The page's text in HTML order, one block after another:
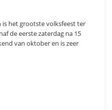
het grootste volksfeest ter
de eerste zaterdag na 15
van oktober en is zeer